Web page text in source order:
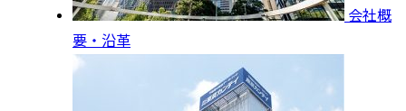
会社概
要・沿革